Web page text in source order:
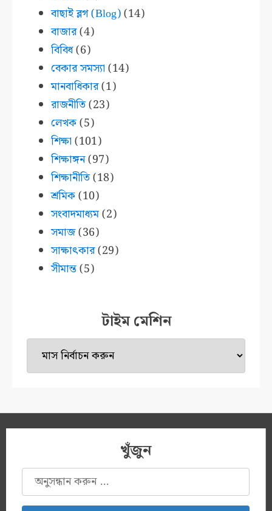
বাছাই ব্লগ (Blog)(14)
বাজার(4)
বিবিধ(6)
বেকার সমস্যা (14)
মানবাধিকার(1)
রাজনীতি(23)
লেখক(5)
শিক্ষা (101)
শিক্ষাঙ্গন(97)
শিক্ষানীতি(18)
শ্রমিক(10)
সংবাদমাধ্যম(2)
সমাজ(36)
সাক্ষাৎকার(29)
সীমান্ত(5)
টাইম মেশিন
টাইম
মেশিন
খুঁজুন
অনুসন্ধানঃ